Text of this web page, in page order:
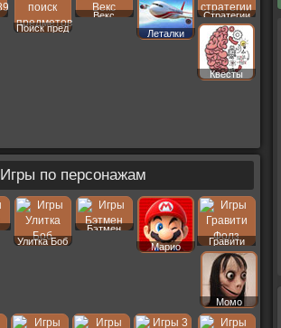
Поиск пред
Векс
Леталки
Стратегии
Квесты
Игры по персонажам
Улитка Боб
Бэтмен
Марио
Гравити
Фолз
Момо